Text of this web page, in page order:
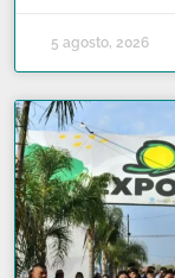
5 agosto, 2026